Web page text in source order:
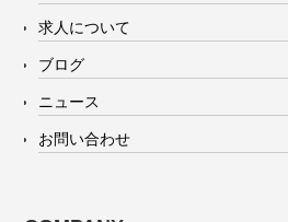
求人について
ブログ
ニュース
お問い合わせ